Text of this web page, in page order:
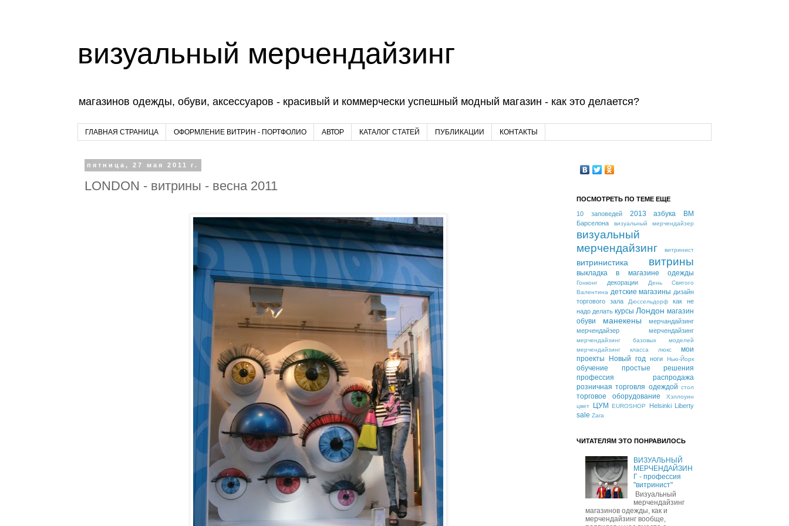
визуальный мерчендайзинг
магазинов одежды, обуви, аксессуаров - красивый и коммерчески успешный модный магазин - как это делается?
ГЛАВНАЯ СТРАНИЦА ОФОРМЛЕНИЕ ВИТРИН - ПОРТФОЛИО АВТОР КАТАЛОГ СТАТЕЙ ПУБЛИКАЦИИ КОНТАКТЫ
пятница, 27 мая 2011 г.
LONDON - витрины - весна 2011
ПОСМОТРЕТЬ ПО ТЕМЕ ЕЩЕ
10 заповедей 2013 азбука ВМ
Барселона визуальный мерчендайзер
визуальный
мерчендайзинг
витринист
витринистика витрины
выкладка в магазине одежды
Гонконг декорации
День Святого
Валентина детские магазины дизайн
торгового зала
Дюссельдорф
как не
надо делать курсы Лондон магазин
обуви
манекены
мерчандайзинг
мерчендайзер
мерчендайзинг
мерчендайзинг базовых моделей
мерчендайзинг класса люкс
мои
проекты
Новый год ноги Нью-Йорк
обучение
простые решения
профессия
распродажа
розничная торговля одеждой стол
торговое оборудование
Хэллоуин
цвет
ЦУМ EUROSHOP Helsinki Liberty
sale Zara
ЧИТАТЕЛЯМ ЭТО ПОНРАВИЛОСЬ
ВИЗУАЛЬНЫЙ
МЕРЧЕНДАЙЗИН
Г - профессия
"витринист"
Визуальный
мерчендайзинг
магазинов одежды, как и
мерчендайзинг вообще,